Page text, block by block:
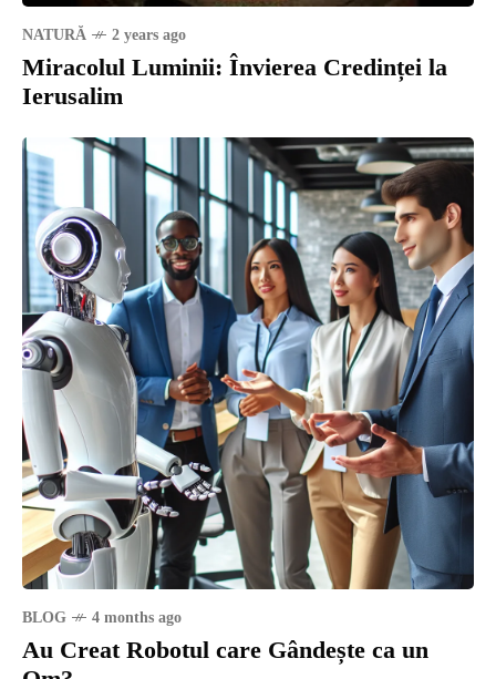
NATURĂ 2 years ago
Miracolul Luminii: Învierea Credinței la
Ierusalim
BLOG 4 months ago
Au Creat Robotul care Gândește ca un